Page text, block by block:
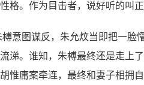
格。作为目击者，说好听的叫
意图谋反，朱允炆当即把一
涕。谁知，朱榑最终还是走上
惟庸案牵连，最终和妻子相拥